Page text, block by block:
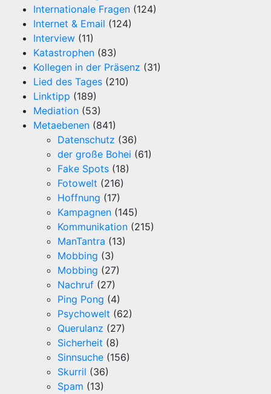
Internationale Fragen (124)
Internet & Email (124)
Interview (11)
Katastrophen (83)
Kollegen in der Präsenz (31)
Lied des Tages (210)
Linktipp (189)
Mediation (53)
Metaebenen (841)
Datenschutz (36)
der große Bohei (61)
Fake Spots (18)
Fotowelt (216)
Hoffnung (17)
Kampagnen (145)
Kommunikation (215)
ManTantra (13)
Mobbing (3)
Mobbing (27)
Nachruf (27)
Ping Pong (4)
Psychowelt (62)
Querulanz (27)
Sicherheit (8)
Sinnsuche (156)
Skurril (36)
Spam (13)